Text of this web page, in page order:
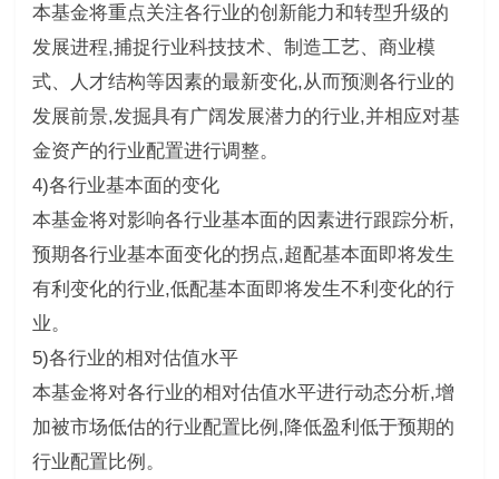
本基金将重点关注各行业的创新能力和转型升级的
发展进程,捕捉行业科技技术、制造工艺、商业模
式、人才结构等因素的最新变化,从而预测各行业的
发展前景,发掘具有广阔发展潜力的行业,并相应对基
金资产的行业配置进行调整。
4)各行业基本面的变化
本基金将对影响各行业基本面的因素进行跟踪分析,
预期各行业基本面变化的拐点,超配基本面即将发生
有利变化的行业,低配基本面即将发生不利变化的行
业。
5)各行业的相对估值水平
本基金将对各行业的相对估值水平进行动态分析,增
加被市场低估的行业配置比例,降低盈利低于预期的
行业配置比例。